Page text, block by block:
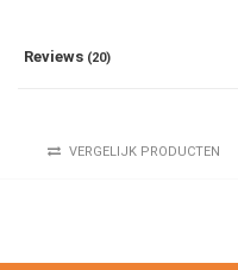
Reviews (20)
VERGELIJK PRODUCTEN